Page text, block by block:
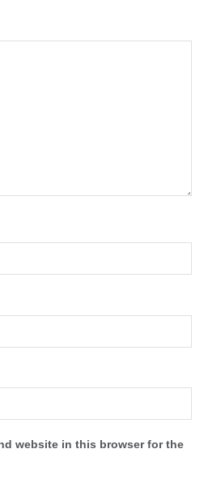
website in this browser for the